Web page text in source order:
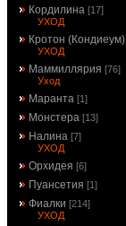
Кордилина [17]
УХОД
Кротон (Кондиеум)
УХОД
Маммиллярия [76]
Уход
Маранта [1]
Монстера [13]
Налина [7]
УХОД
Орхидея [6]
Пуансетия [1]
Фиалки [214]
УХОД